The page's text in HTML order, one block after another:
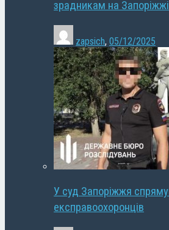
зрадникам на Запоріжжі
zapsich, 05/12/2025
У суд Запоріжжя
експравоохоронців